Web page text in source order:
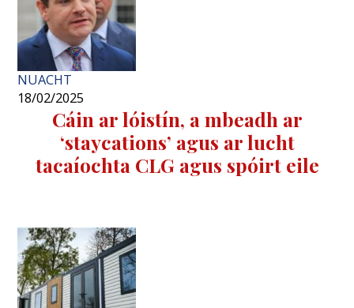
NUACHT
18/02/2025
Cáin ar lóistín, a mbeadh ar
‘staycations’ agus ar lucht
tacaíochta CLG agus spóirt eile